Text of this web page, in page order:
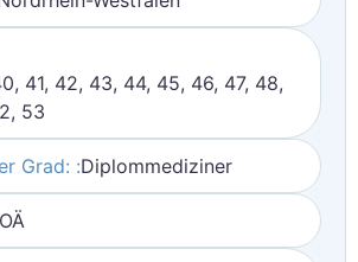
41, 42, 43, 44, 45, 46, 47, 48,
53
Grad: :Diplommediziner